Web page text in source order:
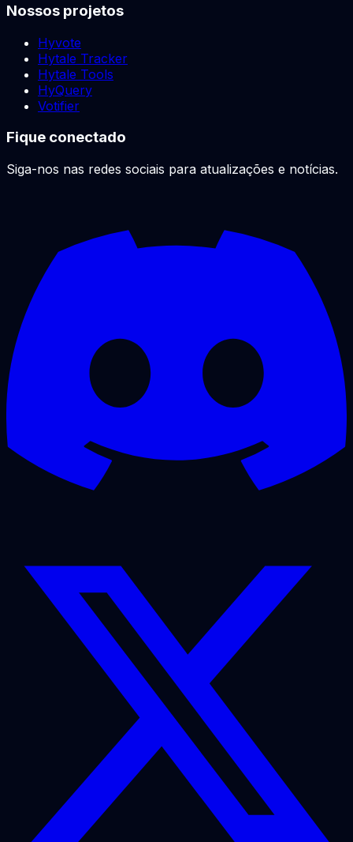
Nossos projetos
Hyvote
Hytale Tracker
Hytale Tools
HyQuery
Votifier
Fique conectado
Siga-nos nas redes sociais para atualizações e notícias.